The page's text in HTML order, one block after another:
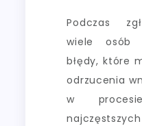
Podczas
wiele osób
błędy, które
odrzucenia
w